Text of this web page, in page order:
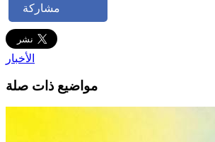
مشاركة
الأخبار
مواضيع ذات صلة